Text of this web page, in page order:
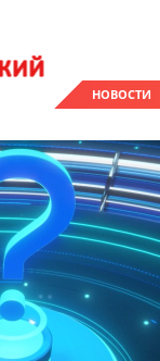
НОВОСТИ